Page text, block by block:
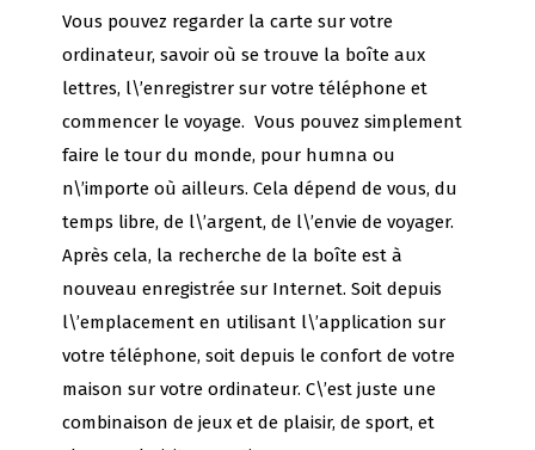
Vous pouvez regarder la carte sur votre
ordinateur, savoir où se trouve la boîte aux
lettres, l\’enregistrer sur votre téléphone et
commencer le voyage. Vous pouvez simplement
faire le tour du monde, pour humna ou
n\’importe où ailleurs. Cela dépend de vous, du
temps libre, de l\’argent, de l\’envie de voyager.
Après cela, la recherche de la boîte est à
nouveau enregistrée sur Internet. Soit depuis
l\’emplacement en utilisant l\’application sur
votre téléphone, soit depuis le confort de votre
maison sur votre ordinateur. C\’est juste une
combinaison de jeux et de plaisir, de sport, et